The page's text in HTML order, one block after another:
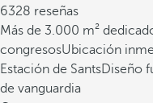
6328 reseñas
Más de 3.000 m²
congresosUbicación
Estación de SantsDiseño
de vanguardia